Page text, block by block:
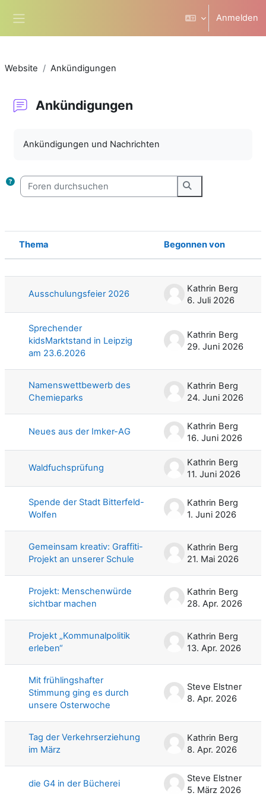
Anmelden
Website Ankündigungen
Ankündigungen
Ankündigungen und Nachrichten
Foren durchsuchen
Foren
Status
Thema Begonnen von
Ausschulungsfeier 2026
Kathrin Berg
6. Juli 2026
Sprechender
kidsMarktstand in Leipzig
am 23.6.2026
Kathrin Berg
29. Juni 2026
Namenswettbewerb des
Chemieparks
Kathrin Berg
24. Juni 2026
Neues aus der Imker-AG
Kathrin Berg
16. Juni 2026
Waldfuchsprüfung
Kathrin Berg
11. Juni 2026
Spende der Stadt Bitterfeld-
Wolfen
Kathrin Berg
1. Juni 2026
Gemeinsam kreativ: Graffiti-
Projekt an unserer Schule
Kathrin Berg
21. Mai 2026
Projekt: Menschenwürde
sichtbar machen
Kathrin Berg
28. Apr. 2026
Projekt „Kommunalpolitik
erleben“
Kathrin Berg
13. Apr. 2026
Mit frühlingshafter
Stimmung ging es durch
unsere Osterwoche
Steve Elstner
8. Apr. 2026
Tag der Verkehrserziehung
im März
Kathrin Berg
8. Apr. 2026
die G4 in der Bücherei
Steve Elstner
5. März 2026